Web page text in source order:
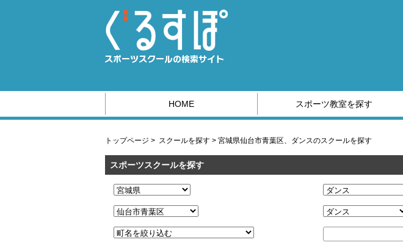
HOME スポーツ教室を探す
トップページ > スクールを探す > 宮城県仙台市青葉区、ダンスのスクールを探す
スポーツスクールを探す